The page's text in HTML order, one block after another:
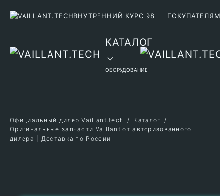
ВНУТРЕННИЙ КУРС 98 ПОКУПАТЕЛЯМ
КАТАЛОГ
ОБОРУДОВАНИЕ
Официальный дилер Vaillant.tech
Каталог
Оригинальные запчасти Vaillant от авторизованного
дилера | Доставка по России